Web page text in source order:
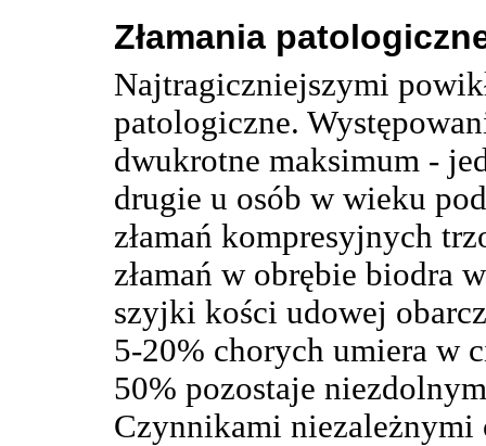
Złamania
Najtragiczniejszymi
patologiczne.
dwukrotne maksimum -
drugie u osób w wieku
złamań kompresyjnych
złamań w obrębie biodra
szyjki kości udowej
5-20% chorych umiera w
50% pozostaje
Czynnikami niezależnymi